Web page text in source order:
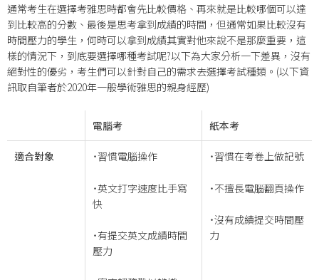
通常考生在選擇考雅思時都會先比較價格、再來就是比較哪個可以達
到比較高的分數、最後是思考拿到成績的時間，但通常如果比較沒有
時間壓力的學生，何時可以拿到成績其實對他來說不是那麼重要，這
樣的情況下，到底要選擇哪種考試呢?以下為大家分析一下差異，沒有
絕對性的優劣，考生們可以針對自己的需求去選擇考試種類。(以下資
訊取自筆者於2020年一般學術雅思的親身經歷)
電腦考 紙本考
適合對象 ˙習慣電腦操作
˙英文打字速度比手寫
快
˙有提交英文成績時間
壓力
˙習慣在考卷上做記號
˙不擅長電腦翻頁操作
˙沒有成績提交時間壓
力